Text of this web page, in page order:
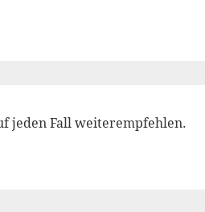
jeden Fall weiterempfehlen.